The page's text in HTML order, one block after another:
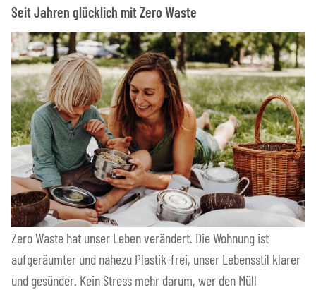
Seit Jahren glücklich mit Zero Waste
Zero Waste hat unser Leben verändert. Die Wohnung ist
aufgeräumter und nahezu Plastik-frei, unser Lebensstil klarer
und gesünder. Kein Stress mehr darum, wer den Müll